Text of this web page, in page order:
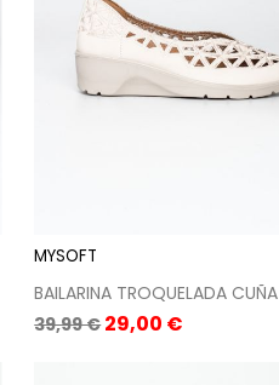
MYSOFT
BAILARINA TROQUELADA CUÑA
Precio
39,99 €Precio
29,00 €